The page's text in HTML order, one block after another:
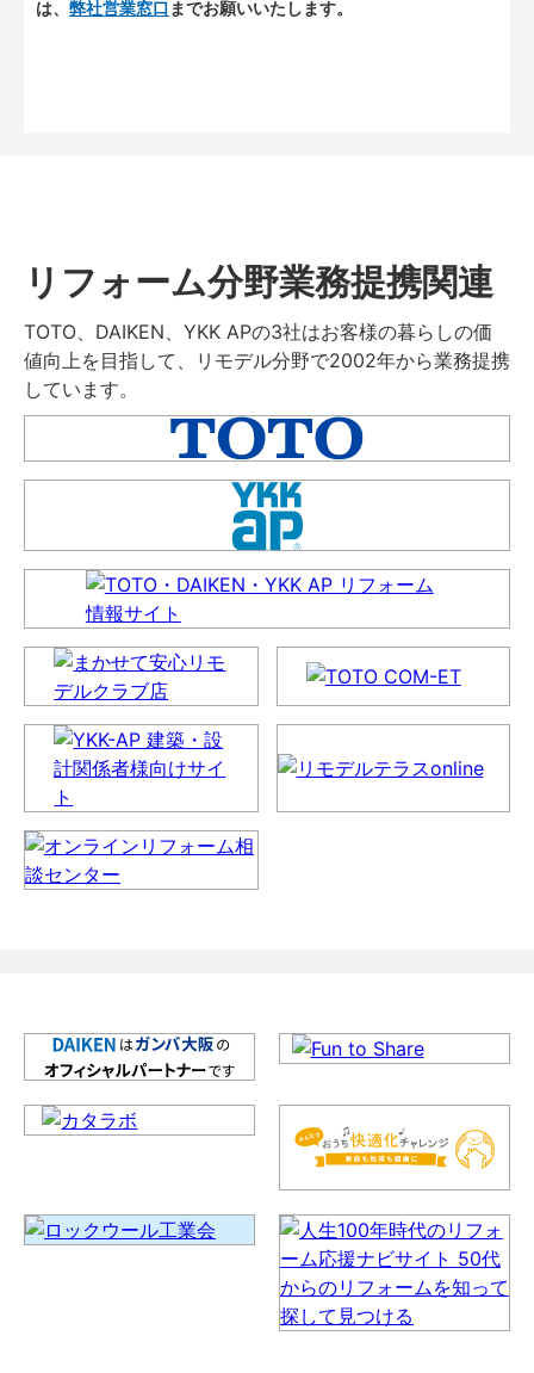
は、 弊社営業窓口 までお願いいたします。
リフォーム分野業務提携関連
TOTO、DAIKEN、YKK APの3社はお客様の暮らしの価
値向上を目指して、リモデル分野で2002年から業務提携
しています。